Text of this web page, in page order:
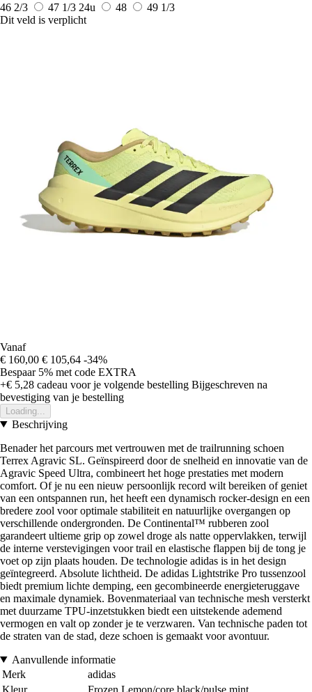
46 2/3
47 1/3 24u 48
49 1/3
Dit veld is verplicht
Vanaf
€ 160,00 € 105,64 -34%
Bespaar 5% met code EXTRA
+€ 5,28 cadeau voor je volgende bestelling Bijgeschreven na
bevestiging van je bestelling
Loading...
Beschrijving
Benader het parcours met vertrouwen met de trailrunning schoen
Terrex Agravic SL. Geïnspireerd door de snelheid en innovatie van de
Agravic Speed Ultra, combineert het hoge prestaties met modern
comfort. Of je nu een nieuw persoonlijk record wilt bereiken of geniet
van een ontspannen run, het heeft een dynamisch rocker-design en een
bredere zool voor optimale stabiliteit en natuurlijke overgangen op
verschillende ondergronden. De Continental™ rubberen zool
garandeert ultieme grip op zowel droge als natte oppervlakken, terwijl
de interne verstevigingen voor trail en elastische flappen bij de tong je
voet op zijn plaats houden. De technologie adidas is in het design
geïntegreerd. Absolute lichtheid. De adidas Lightstrike Pro tussenzool
biedt premium lichte demping, een gecombineerde energieteruggave
en maximale dynamiek. Bovenmateriaal van technische mesh versterkt
met duurzame TPU-inzetstukken biedt een uitstekende ademend
vermogen en valt op zonder je te verzwaren. Van technische paden tot
de straten van de stad, deze schoen is gemaakt voor avontuur.
Aanvullende informatie
Merk
adidas
Kleur
Frozen Lemon/core black/pulse mint